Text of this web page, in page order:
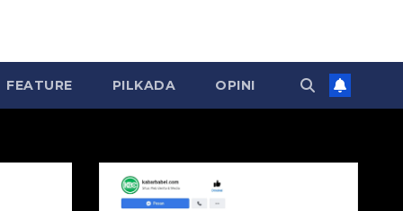
FEATURE PILKADA OPINI